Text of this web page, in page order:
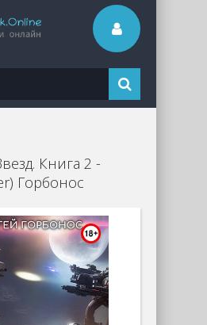
Книга 2 -
Горбонос